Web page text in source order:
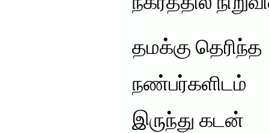
தமக்கு தெரிந்த
நண்பர்களிடம்
இருந்து கடன்